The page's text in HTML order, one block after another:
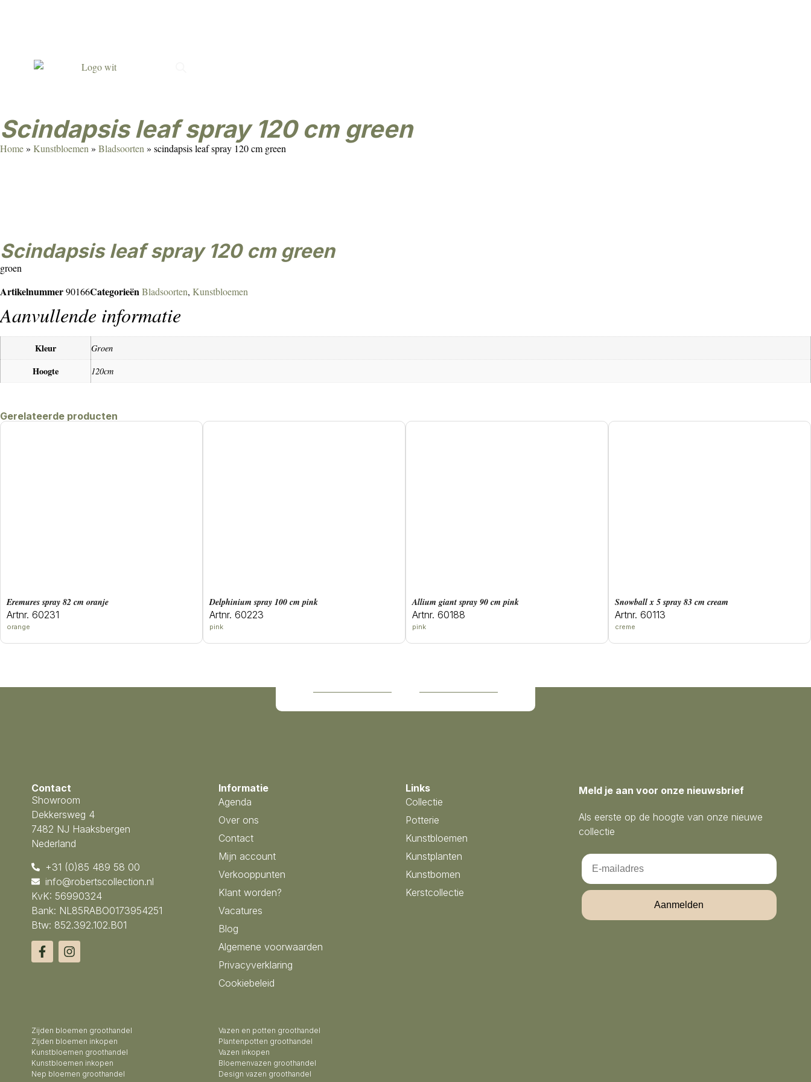
scindapsis leaf spray 120 cm green
Home» Kunstbloemen » Bladsoorten » scindapsis leaf spray 120 cm green
scindapsis leaf spray 120 cm green
groen
Artikelnummer90166CategorieënBladsoorten, Kunstbloemen
Aanvullende informatie
Kleur Groen
Hoogte 120cm
Gerelateerde producten
eremures spray 82 cm oranje
Artnr. 60231
orange
delphinium spray 100 cm pink
Artnr. 60223
pink
allium giant spray 90 cm pink
Artnr. 60188
pink
snowball x 5 spray 83 cm cream
Artnr. 60113
creme
Contact
Showroom
Dekkersweg 4
7482 NJ Haaksbergen
Nederland
+31 (0)85 489 58 00
info@robertscollection.nl
KvK: 56990324
Bank: NL85RABO0173954251
Btw: 852.392.102.B01
Informatie
Agenda
Over ons
Contact
Mijn account
Verkooppunten
Klant worden?
Vacatures
Blog
Algemene voorwaarden
Privacyverklaring
Cookiebeleid
Links
Collectie
Potterie
Kunstbloemen
Kunstplanten
Kunstbomen
Kerstcollectie
Meld je aan voor onze nieuwsbrief
Als eerste op de hoogte van onze nieuwe
collectie
Email
Aanmelden
Zijden bloemen groothandel
Zijden bloemen inkopen
Kunstbloemen groothandel
Kunstbloemen inkopen
Nep bloemen groothandel
Vazen en potten groothandel
Plantenpotten groothandel
Vazen inkopen
Bloemenvazen groothandel
Design vazen groothandel